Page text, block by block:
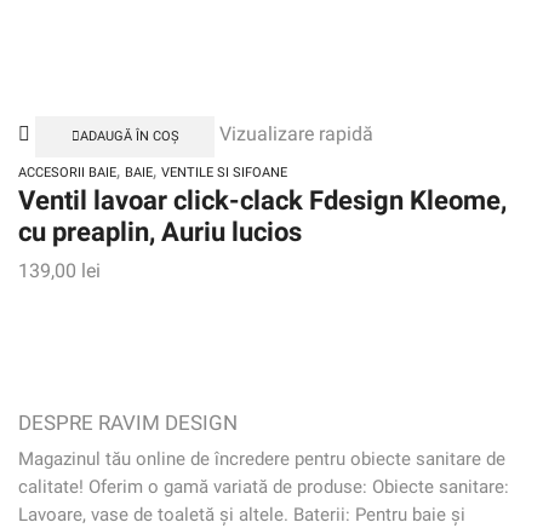
ADAUGĂ ÎN COȘ Vizualizare rapidă
ACCESORII BAIE, BAIE, VENTILE SI SIFOANE
Ventil lavoar click-clack Fdesign Kleome,
cu preaplin, Auriu lucios
139,00 lei
DESPRE RAVIM DESIGN
Magazinul tău online de încredere pentru obiecte sanitare de
calitate! Oferim o gamă variată de produse: Obiecte sanitare:
Lavoare, vase de toaletă și altele. Baterii: Pentru baie și